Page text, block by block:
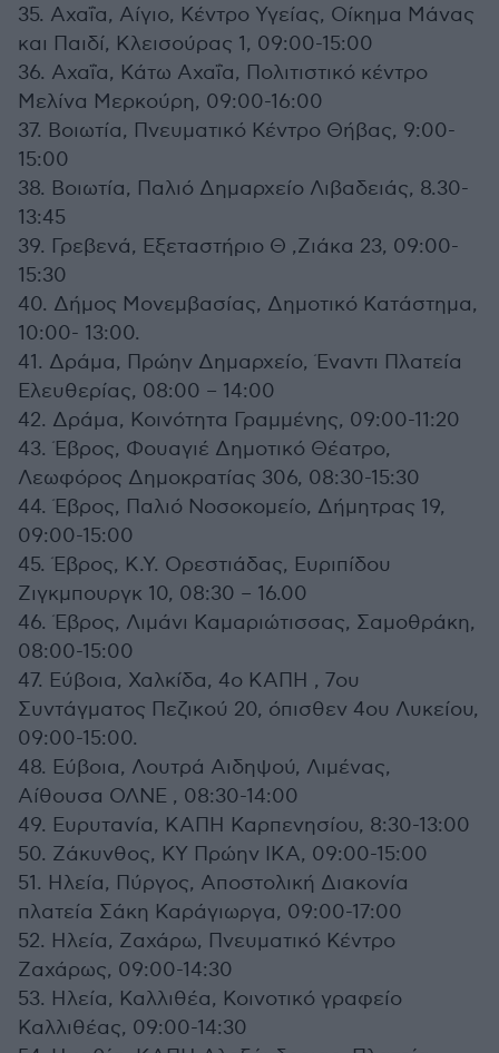
35. Αχαΐα, Αίγιο, Κέντρο Υγείας, Οίκημα Μάνας
και Παιδί, Κλεισούρας 1, 09:00-15:00
36. Αχαΐα, Κάτω Αχαΐα, Πολιτιστικό κέντρο
Μελίνα Μερκούρη, 09:00-16:00
37. Βοιωτία, Πνευματικό Κέντρο Θήβας, 9:00-
15:00
38. Βοιωτία, Παλιό Δημαρχείο Λιβαδειάς, 8.30-
13:45
39. Γρεβενά, Εξεταστήριο Θ ,Ζιάκα 23, 09:00-
15:30
40. Δήμος Μονεμβασίας, Δημοτικό Κατάστημα,
10:00- 13:00.
41. Δράμα, Πρώην Δημαρχείο, Έναντι Πλατεία
Ελευθερίας, 08:00 – 14:00
42. Δράμα, Κοινότητα Γραμμένης, 09:00-11:20
43. Έβρος, Φουαγιέ Δημοτικό Θέατρο,
Λεωφόρος Δημοκρατίας 306, 08:30-15:30
44. Έβρος, Παλιό Νοσοκομείο, Δήμητρας 19,
09:00-15:00
45. Έβρος, Κ.Υ. Ορεστιάδας, Ευριπίδου
Ζιγκμπουργκ 10, 08:30 – 16.00
46. Έβρος, Λιμάνι Καμαριώτισσας, Σαμοθράκη,
08:00-15:00
47. Εύβοια, Χαλκίδα, 4ο ΚΑΠΗ , 7ου
Συντάγματος Πεζικού 20, όπισθεν 4ου Λυκείου,
09:00-15:00.
48. Εύβοια, Λουτρά Αιδηψού, Λιμένας,
Αίθουσα ΟΛΝΕ , 08:30-14:00
49. Ευρυτανία, ΚΑΠΗ Καρπενησίου, 8:30-13:00
50. Ζάκυνθος, ΚΥ Πρώην ΙΚΑ, 09:00-15:00
51. Ηλεία, Πύργος, Αποστολική Διακονία
πλατεία Σάκη Καράγιωργα, 09:00-17:00
52. Ηλεία, Ζαχάρω, Πνευματικό Κέντρο
Ζαχάρως, 09:00-14:30
53. Ηλεία, Καλλιθέα, Κοινοτικό γραφείο
Καλλιθέας, 09:00-14:30